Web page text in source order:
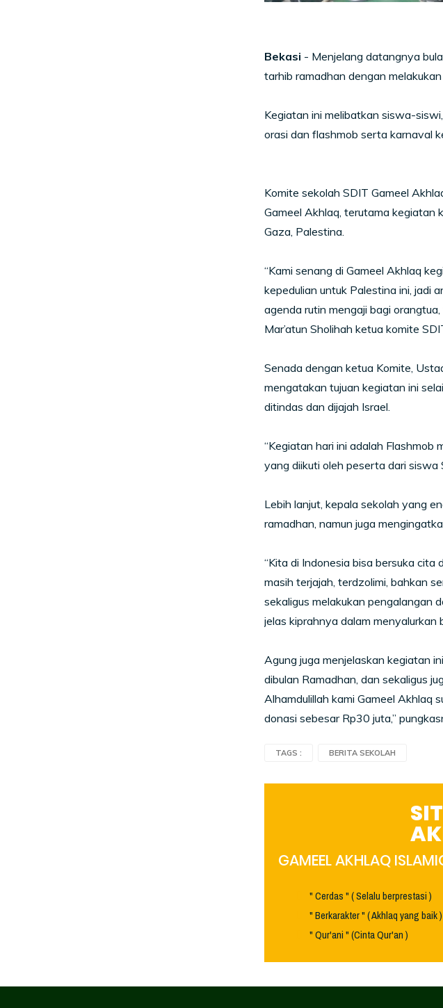
Bekasi - Menjelang datangnya
tarhib ramadhan dengan
Kegiatan ini melibatkan siswa-
orasi dan flashmob serta karnaval
Komite sekolah SDIT Gameel
Gameel Akhlaq, terutama kegiatan
Gaza, Palestina.
“Kami senang di Gameel Akhlaq
kepedulian untuk Palestina ini, jadi
agenda rutin mengaji bagi
Mar’atun Sholihah ketua komite
Senada dengan ketua Komite,
mengatakan tujuan kegiatan ini
ditindas dan dijajah Israel.
“Kegiatan hari ini adalah
yang diikuti oleh peserta dari siswa
Lebih lanjut, kepala sekolah yang
ramadhan, namun juga
“Kita di Indonesia bisa bersuka
masih terjajah, terdzolimi, bahkan
sekaligus melakukan pengalangan
jelas kiprahnya dalam menyalurkan
Agung juga menjelaskan kegiatan
dibulan Ramadhan, dan sekaligus
Alhamdulillah kami Gameel Akhlaq
donasi sebesar Rp30 juta,”
TAGS : BERITA SEKOLAH
GAMEEL AKHLAQ
" Cerdas " ( Selalu berprestasi )
" Berkarakter " ( Akhlaq yang baik )
" Qur'ani " (Cinta Qur'an )